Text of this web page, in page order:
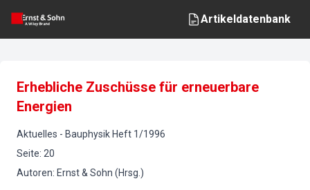
Artikeldatenbank
Erhebliche Zuschüsse für erneuerbare
Energien
Aktuelles - Bauphysik Heft 1/1996
Seite: 20
Autoren: Ernst & Sohn (Hrsg.)